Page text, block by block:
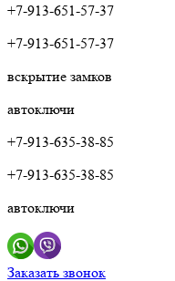
+7-913-651-57-37
+7-913-651-57-37
вскрытие замков
автоключи
+7-913-635-38-85
+7-913-635-38-85
автоключи
Заказать звонок